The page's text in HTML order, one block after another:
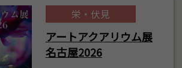
栄・伏見
アートアクアリウム展
名古屋2026